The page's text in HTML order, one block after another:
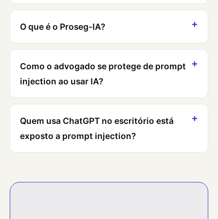
O que é o Proseg-IA?
Como o advogado se protege de prompt
injection ao usar IA?
Quem usa ChatGPT no escritório está
exposto a prompt injection?